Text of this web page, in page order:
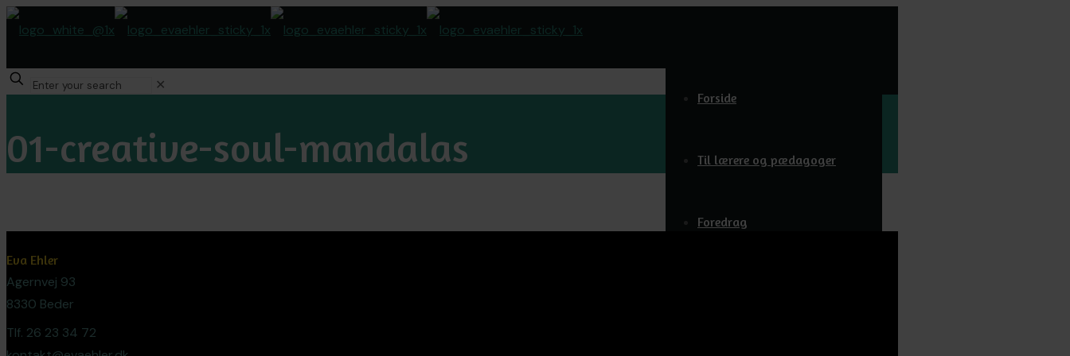
Forside
Til lærere og pædagoger
Foredrag
✕
01-creative-soul-mandalas
Eva Ehler
Agernvej 93
8330 Beder
Tlf. 26 23 34 72